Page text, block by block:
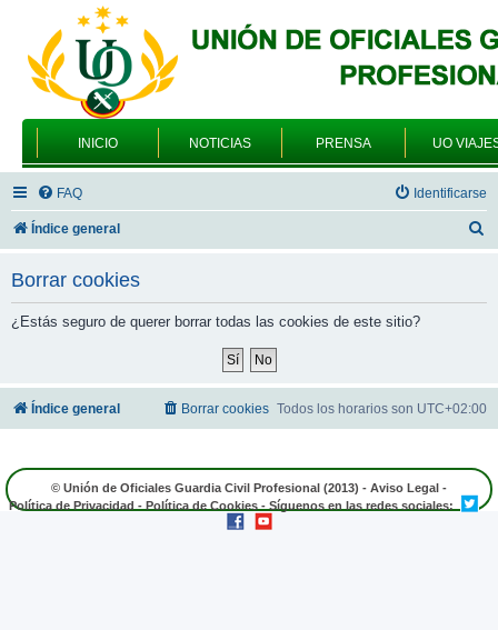
INICIO NOTICIAS PRENSA UO
FAQ Identificarse
Índice general
Borrar cookies
¿Estás seguro de querer borrar todas las cookies de este sitio?
Índice general Todos los horarios son UTC+02:00
Borrar cookies
© Unión de Oficiales Guardia Civil Profesional (2013) - Aviso Legal -
Política de Privacidad - Política de Cookies - Síguenos en las redes sociales: